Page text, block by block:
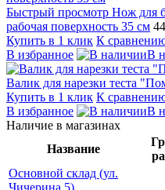
Быстрый просмотр Нож для
рабочая поверхность 35 см
Купить в 1 клик К
В избранное
В
Валик для нарезки теста
Купить в 1 клик К
В избранное
В
Наличие в магазинах
Название
Основной склад (ул.
Чичерина 5)